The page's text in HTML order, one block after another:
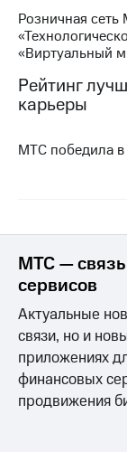
в
ПАО
"МТС"
Розничная
«Виртуальный
Рейтинг
карьеры
МТС победила
МТС —
сервисов
Актуальные
связи, но и
приложениях
финансовых
продвижения